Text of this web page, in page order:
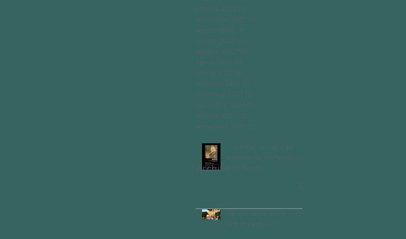
ottobre 2022 (1)
settembre 2022 (4)
agosto 2022 (1)
giugno 2022 (4)
maggio 2022 (5)
aprile 2022 (4)
marzo 2022 (6)
febbraio 2022 (1)
dicembre 2021 (3)
novembre 2021 (2)
ottobre 2021 (5)
settembre 2021 (5)
… mente - mostra ed
esperienza immersiva di
Vinz Beschi
Serata calda sia di clima
che di pensieri
Archive